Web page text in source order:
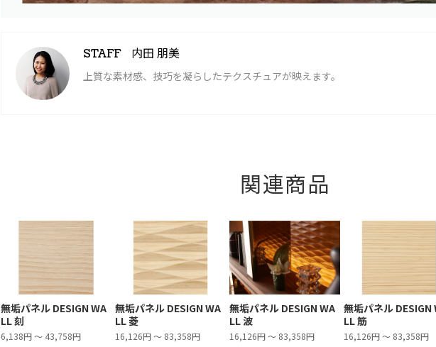
STAFF 内田 朋美
上質な素材感、技巧を凝らしたテクスチュアが映えます。
関連商品
無垢パネル DESIGN WA
LL 刻
6,138円 ～ 43,758円
無垢パネル DESIGN WA
LL 菱
16,126円 ～ 83,358円
無垢パネル DESIGN WA
LL 波
16,126円 ～ 83,358円
無垢パネル DESIGN
LL 筋
16,126円 ～ 83,358円